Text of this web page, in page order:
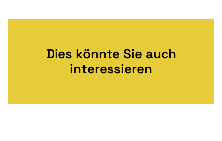
Dies könnte Sie auch
interessieren